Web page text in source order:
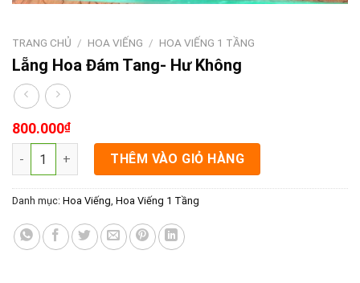
TRANG CHỦ / HOA VIẾNG / HOA VIẾNG 1 TẦNG
Lẵng Hoa Đám Tang- Hư Không
800.000₫
Lẵng Hoa Đám Tang- Hư Không số lượng
THÊM VÀO GIỎ HÀNG
Danh mục: Hoa Viếng, Hoa Viếng 1 Tầng